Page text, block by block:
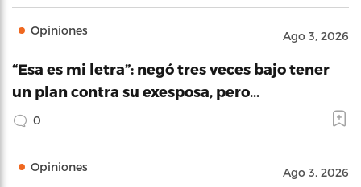
Opiniones Ago 3, 2026
“Esa es mi letra”: negó tres veces bajo tener
un plan contra su exesposa, pero…
0
Opiniones Ago 3, 2026